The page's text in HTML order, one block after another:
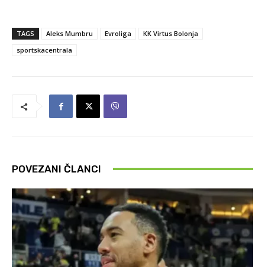
TAGS Aleks Mumbru Evroliga
KK Virtus Bolonja
sportskacentrala
POVEZANI ČLANCI